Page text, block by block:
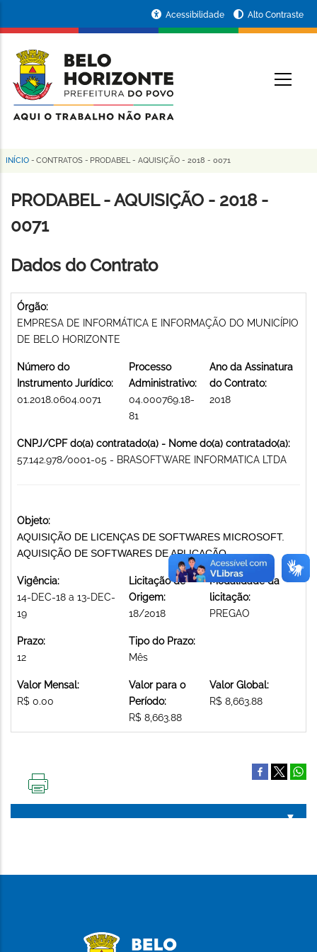
conteúdo
principal
da
Prefeitura
de
Horizonte
Acessibilidade Alto Contraste
Trilha
de
navegação
INÍCIO - CONTRATOS - PRODABEL - AQUISIÇÃO - 2018 - 0071
PRODABEL - AQUISIÇÃO - 2018 -
0071
Dados do Contrato
Órgão:
EMPRESA DE INFORMÁTICA E INFORMAÇÃO DO MUNICÍPIO
DE BELO HORIZONTE
Número do
Instrumento Jurídico:
01.2018.0604.0071
Processo
Administrativo:
04.000769.18-
81
Ano da Assinatura
do Contrato:
2018
CNPJ/CPF do(a) contratado(a) - Nome do(a) contratado(a):
57.142.978/0001-05 - BRASOFTWARE INFORMATICA LTDA
Objeto:
AQUISIÇÃO DE LICENÇAS DE SOFTWARES MICROSOFT.
AQUISIÇÃO DE SOFTWARES DE APLICAÇÃO
Vigência:
14-DEC-18 a 13-DEC-
19
Licitação de
Origem:
18/2018
Modalidade da
licitação:
PREGAO
Prazo:
12
Tipo do Prazo:
Mês
Valor Mensal:
R$ 0.00
Valor para o
Período:
R$ 8,663.88
Valor Global:
R$ 8,663.88
PÁGINA